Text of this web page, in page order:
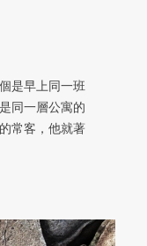
是早上同一班
同一層公寓的
常客，他就著